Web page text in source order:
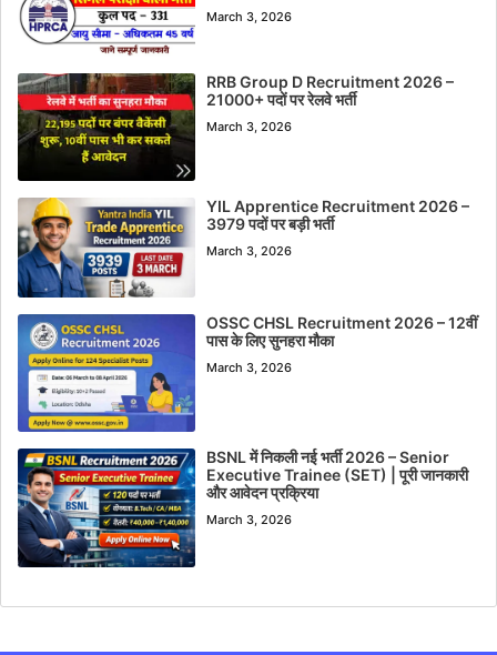
March 3, 2026
RRB Group D Recruitment 2026 –
21000+ पदों पर रेलवे भर्ती
March 3, 2026
YIL Apprentice Recruitment 2026 –
3979 पदों पर बड़ी भर्ती
March 3, 2026
OSSC CHSL Recruitment 2026 – 12वीं
पास के लिए सुनहरा मौका
March 3, 2026
BSNL में निकली नई भर्ती 2026 – Senior
Executive Trainee (SET) | पूरी जानकारी
और आवेदन प्रक्रिया
March 3, 2026